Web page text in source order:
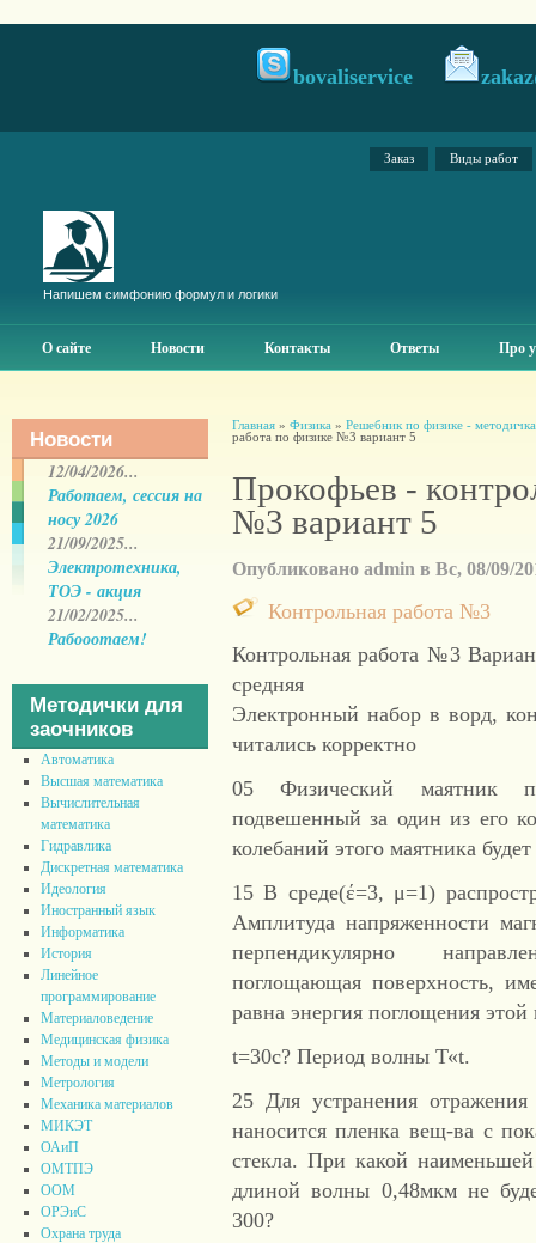
bovaliservice
Заказ Виды работ
Напишем симфонию формул и логики
О сайте Новости Контакты Ответы Про
Новости
12/04/2026...
Работаем, сессия на
носу 2026
21/09/2025...
Электротехника,
ТОЭ - акция
21/02/2025...
Рабооотаем!
Методички для
заочников
Автоматика
Высшая математика
Вычислительная
математика
Гидравлика
Дискретная математика
Идеология
Иностранный язык
Информатика
История
Линейное
программирование
Материаловедение
Медицинская физика
Методы и модели
Метрология
Механика материалов
МИКЭТ
ОАиП
ОМТПЭ
ООМ
ОРЭиС
Охрана труда
Главная» Физика » Решебник по физике -
работа по физике №3 вариант 5
Прокофьев -
№3 вариант 5
Опубликовано admin в Вс, 08/09/
Контрольная работа №3
Контрольная работа №3
средняя
Электронный набор в ворд,
читались корректно
05 Физический маятник
подвешенный за один из его
колебаний этого маятника
15 В среде(έ=3, μ=1)
Амплитуда напряженности
перпендикулярно
поглощающая поверхность,
равна энергия поглощения
t=30c? Период волны Т«t.
25 Для устранения
наносится пленка вещ-ва с
стекла. При какой
длиной волны 0,48мкм не
300?